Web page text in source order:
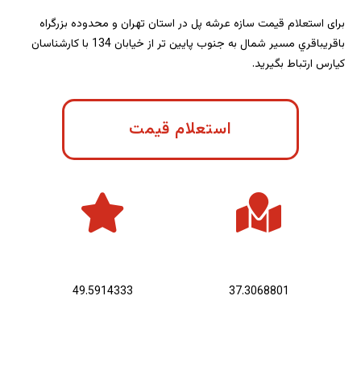
برای استعلام قیمت سازه عرشه پل در استان تهران و محدوده بزرگراه
باقریباقري مسیر شمال به جنوب پایین تر از خیابان 134 با کارشناسان
کیارس ارتباط بگیرید.
استعلام قیمت
37.3068801
49.5914333